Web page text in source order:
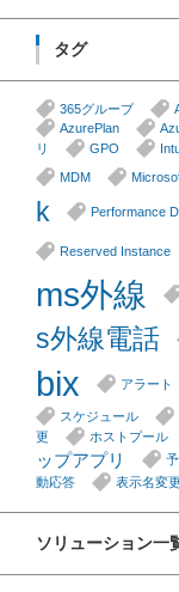
タグ
365グループ
AzurePlan
リ
GPO
MDM
k
Performance
Reserved Instance
ms外線
s外線電話
bix
アラート
スケジュール
更
ホストプール
ップアプリ
動応答
表示名変更
ソリューション一